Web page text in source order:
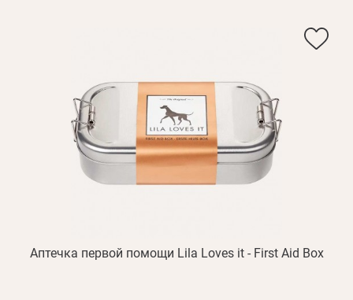
Аптечка первой помощи Lila Loves it - First Aid Box